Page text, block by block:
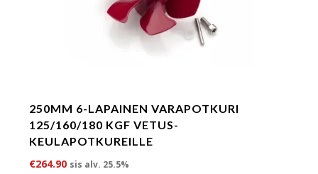
250MM 6-LAPAINEN VARAPOTKURI
125/160/180 KGF VETUS-
KEULAPOTKUREILLE
€264.90 sis alv. 25.5%